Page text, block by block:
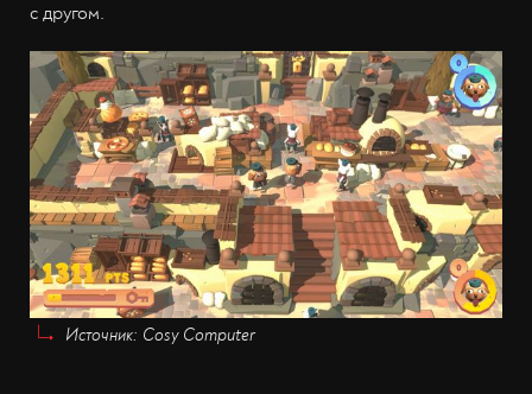
с другом.
Источник: Cosy Computer